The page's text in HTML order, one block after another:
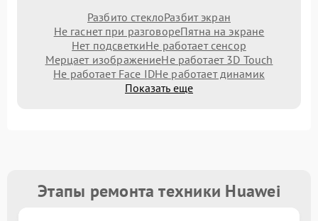
Разбито стеклоРазбит экран
Не гаснет при разговореПятна на экране
Нет подсветкиНе работает сенсор
Мерцает изображениеНе работает 3D Touch
Не работает Face IDНе работает динамик
Показать еще
Этапы ремонта техники Huawei